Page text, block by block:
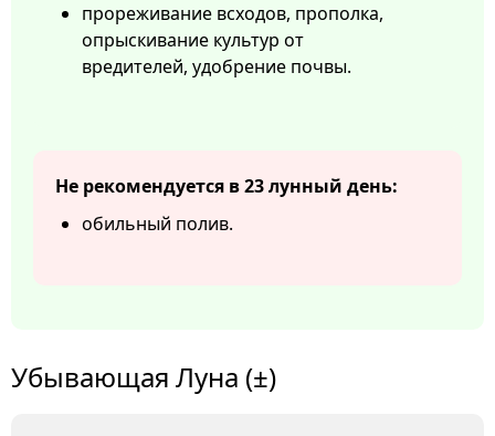
прореживание всходов, прополка,
опрыскивание культур от
вредителей, удобрение почвы.
Не рекомендуется в 23 лунный день:
обильный полив.
Убывающая Луна (±)